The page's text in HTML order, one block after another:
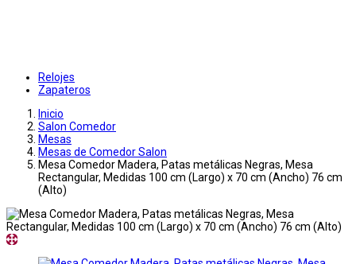
Relojes
Zapateros
Inicio
Salon Comedor
Mesas
Mesas de Comedor Salon
Mesa Comedor Madera, Patas metálicas Negras, Mesa
Rectangular, Medidas 100 cm (Largo) x 70 cm (Ancho) 76 cm
(Alto)